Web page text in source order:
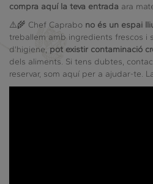
compra aquí la teva entrada ara
⚠️🌾 Chef Caprabo no és un espai
treballem amb ingredients frescos i
d'higiene, pot existir contaminació
dels aliments. Si tens dubtes,
reservar, som aquí per a ajudar-te.